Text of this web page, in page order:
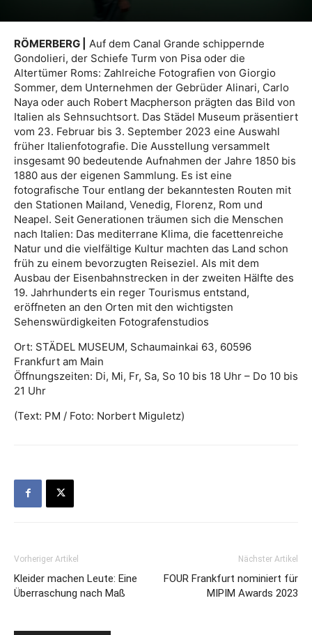
RÖMERBERG |
Auf dem Canal Grande schippernde
Gondolieri, der Schiefe Turm von Pisa oder die
Altertümer Roms: Zahlreiche Fotografien von Giorgio
Sommer, dem Unternehmen der Gebrüder Alinari, Carlo
Naya oder auch Robert Macpherson prägten das Bild von
Italien als Sehnsuchtsort. Das Städel Museum präsentiert
vom 23. Februar bis 3. September 2023 eine Auswahl
früher Italienfotografie. Die Ausstellung versammelt
insgesamt 90 bedeutende Aufnahmen der Jahre 1850 bis
1880 aus der eigenen Sammlung. Es ist eine
fotografische Tour entlang der bekanntesten Routen mit
den Stationen Mailand, Venedig, Florenz, Rom und
Neapel. Seit Generationen träumen sich die Menschen
nach Italien: Das mediterrane Klima, die facettenreiche
Natur und die vielfältige Kultur machten das Land schon
früh zu einem bevorzugten Reiseziel. Als mit dem
Ausbau der Eisenbahnstrecken in der zweiten Hälfte des
19. Jahrhunderts ein reger Tourismus entstand,
eröffneten an den Orten mit den wichtigsten
Sehenswürdigkeiten Fotografenstudios
Ort: STÄDEL MUSEUM, Schaumainkai 63, 60596
Frankfurt am Main
Öffnungszeiten: Di, Mi, Fr, Sa, So 10 bis 18 Uhr – Do 10 bis
21 Uhr
(Text: PM / Foto: Norbert Miguletz)
Vorheriger Artikel
Kleider machen Leute: Eine
Überraschung nach Maß
Nächster Artikel
FOUR Frankfurt nominiert für
MIPIM Awards 2023